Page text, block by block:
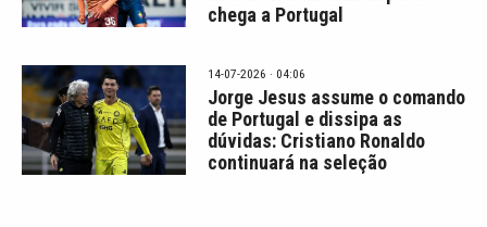
chega a Portugal
14-07-2026 · 04:06
Jorge Jesus assume o comando
de Portugal e dissipa as
dúvidas: Cristiano Ronaldo
continuará na seleção